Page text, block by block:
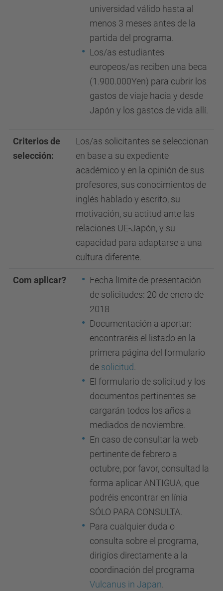
universidad válido hasta al
menos 3 meses antes de la
partida del programa.
Los/as estudiantes
europeos/as reciben una beca
(1.900.000Yen) para cubrir los
gastos de viaje hacia y desde
Japón y los gastos de vida allí.
Criterios de
selección:
Los/as solicitantes se seleccionan
en base a su expediente
académico y en la opinión de sus
profesores, sus conocimientos de
inglés hablado y escrito, su
motivación, su actitud ante las
relaciones UE-Japón, y su
capacidad para adaptarse a una
cultura diferente.
Com aplicar?
Fecha límite de presentación
de solicitudes: 20 de enero de
2018
Documentación a aportar:
encontraréis el listado en la
primera página del formulario
de solicitud
El formulario de solicitud y los
documentos pertinentes se
cargarán todos los años a
mediados de noviembre.
En caso de consultar la web
pertinente de febrero a
octubre, por favor, consultad la
forma aplicar ANTIGUA, que
podréis encontrar en línia
SÓLO PARA CONSULTA.
Para cualquier duda o
consulta sobre el programa,
dirigíos directamente a la
coordinación del programa
Vulcanus in Japan